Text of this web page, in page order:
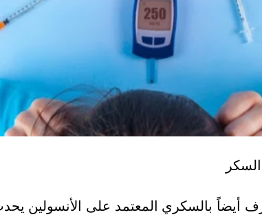
أيضاً بالسكري المعتمد على الأنسولين